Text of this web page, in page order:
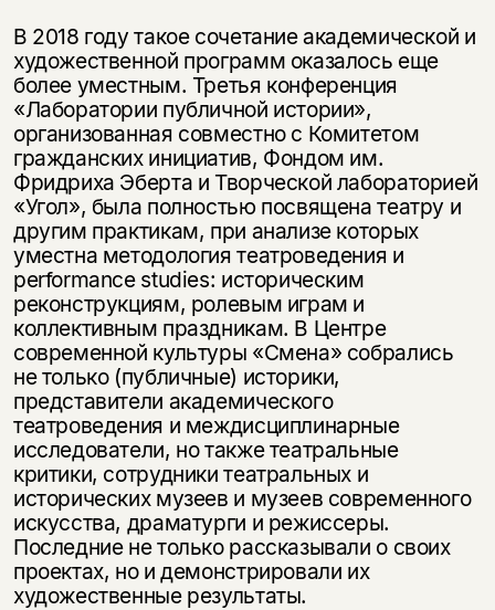
В 2018 году такое сочетание академической и
художественной программ оказалось еще
более уместным. Третья конференция
«Лаборатории публичной истории»,
организованная совместно с Комитетом
гражданских инициатив, Фондом им.
Фридриха Эберта и Творческой лабораторией
«Угол», была полностью посвящена театру и
другим практикам, при анализе которых
уместна методология театроведения и
performance studies: историческим
реконструкциям, ролевым играм и
коллективным праздникам. В Центре
современной культуры «Смена» собрались
не только (публичные) историки,
представители академического
театроведения и междисциплинарные
исследователи, но также театральные
критики, сотрудники театральных и
исторических музеев и музеев современного
искусства, драматурги и режиссеры.
Последние не только рассказывали о своих
проектах, но и демонстрировали их
художественные результаты.